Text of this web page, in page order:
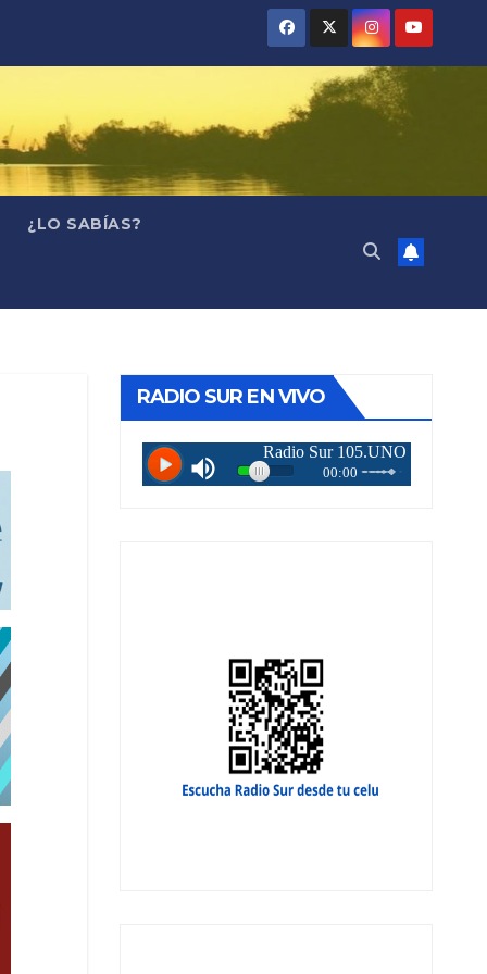
¿LO SABÍAS?
RADIO SUR EN VIVO